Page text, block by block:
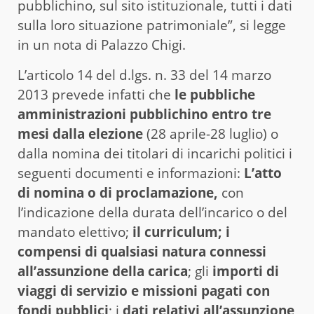
pubblichino, sul sito istituzionale, tutti i dati
sulla loro situazione patrimoniale”, si legge
in un nota di Palazzo Chigi.
L’articolo 14 del d.lgs. n. 33 del 14 marzo
2013 prevede infatti che le pubbliche
amministrazioni pubblichino entro tre
mesi dalla elezione(28 aprile-28 luglio) o
dalla nomina dei titolari di incarichi politici i
seguenti documenti e informazioni: L’atto
di nomina o di proclamazione, con
l’indicazione della durata dell’incarico o del
mandato elettivo; il curriculum; i
compensi di qualsiasi natura connessi
all’assunzione della carica; gli importi di
viaggi di servizio e missioni pagati con